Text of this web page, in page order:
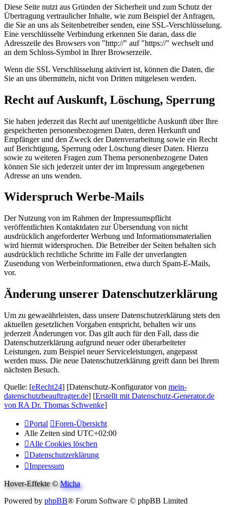
Diese Seite nutzt aus Gründen der Sicherheit und zum Schutz der
Übertragung vertraulicher Inhalte, wie zum Beispiel der Anfragen,
die Sie an uns als Seitenbetreiber senden, eine SSL-Verschlüsselung.
Eine verschlüsselte Verbindung erkennen Sie daran, dass die
Adresszeile des Browsers von "http://" auf "https://" wechselt und
an dem Schloss-Symbol in Ihrer Browserzeile.
Wenn die SSL Verschlüsselung aktiviert ist, können die Daten, die
Sie an uns übermitteln, nicht von Dritten mitgelesen werden.
Recht auf Auskunft, Löschung, Sperrung
Sie haben jederzeit das Recht auf unentgeltliche Auskunft über Ihre
gespeicherten personenbezogenen Daten, deren Herkunft und
Empfänger und den Zweck der Datenverarbeitung sowie ein Recht
auf Berichtigung, Sperrung oder Löschung dieser Daten. Hierzu
sowie zu weiteren Fragen zum Thema personenbezogene Daten
können Sie sich jederzeit unter der im Impressum angegebenen
Adresse an uns wenden.
Widerspruch Werbe-Mails
Der Nutzung von im Rahmen der Impressumspflicht
veröffentlichten Kontaktdaten zur Übersendung von nicht
ausdrücklich angeforderter Werbung und Informationsmaterialien
wird hiermit widersprochen. Die Betreiber der Seiten behalten sich
ausdrücklich rechtliche Schritte im Falle der unverlangten
Zusendung von Werbeinformationen, etwa durch Spam-E-Mails,
vor.
Änderung unserer Datenschutzerklärung
Um zu gewaeährleisten, dass unsere Datenschutzerklärung stets den
aktuellen gesetzlichen Vorgaben entspricht, behalten wir uns
jederzeit Änderungen vor. Das gilt auch für den Fall, dass die
Datenschutzerklärung aufgrund neuer oder überarbeiteter
Leistungen, zum Beispiel neuer Serviceleistungen, angepasst
werden muss. Die neue Datenschutzerklärung greift dann bei Ihrem
nächsten Besuch.
Quelle: [eRecht24] [Datenschutz-Konfigurator von mein-
datenschutzbeauftragter.de] [Erstellt mit Datenschutz-Generator.de
von RA Dr. Thomas Schwenke]
Portal
Foren-Übersicht
Alle Zeiten sind UTC+02:00
Alle Cookies löschen
Datenschutzerklärung
Impressum
Hover-Effekte © Micha
Powered by phpBB® Forum Software © phpBB Limited